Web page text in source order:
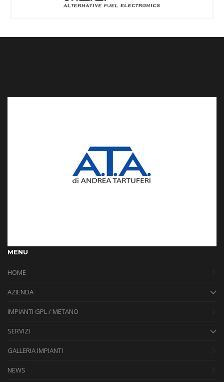
MENU
HOME
AZIENDA
IMPIANTI GPL / METANO
SERVIZI
GALLERIA IMPIANTI
NEWS